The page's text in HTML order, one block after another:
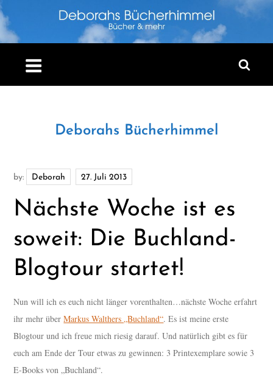
Skip
to
content
Deborahs Bücherhimmel
by: Deborah
Nächste Woche ist es
soweit: Die Buchland-
Blogtour startet!
Nun will ich es euch nicht länger vorenthalten…nächste Woche erfahrt
ihr mehr überMarkus Walthers „Buchland“. Es ist meine erste
Blogtour und ich freue mich riesig darauf. Und natürlich gibt es für
euch am Ende der Tour etwas zu gewinnen: 3 Printexemplare sowie 3
E-Books von „Buchland“.